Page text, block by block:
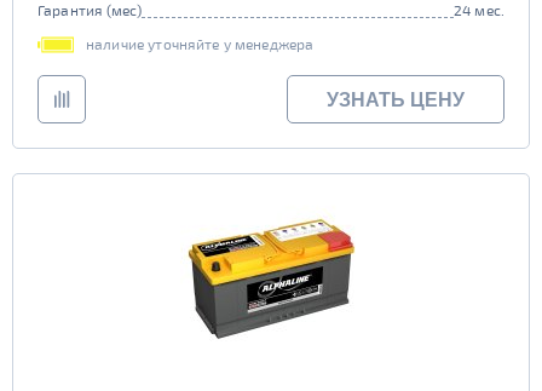
Гарантия (мес)
24 мес.
наличие уточняйте у менеджера
УЗНАТЬ ЦЕНУ